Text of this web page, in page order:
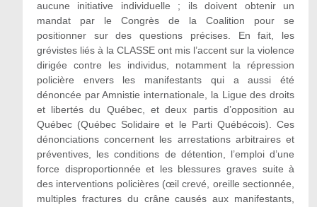
aucune initiative individuelle ; ils doivent obtenir un
mandat par le Congrès de la Coalition pour se
positionner sur des questions précises. En fait, les
grévistes liés à la CLASSE ont mis l’accent sur la violence
dirigée contre les individus, notamment la répression
policière envers les manifestants qui a aussi été
dénoncée par Amnistie internationale, la Ligue des droits
et libertés du Québec, et deux partis d’opposition au
Québec (Québec Solidaire et le Parti Québécois). Ces
dénonciations concernent les arrestations arbitraires et
préventives, les conditions de détention, l’emploi d’une
force disproportionnée et les blessures graves suite à
des interventions policières (œil crevé, oreille sectionnée,
multiples fractures du crâne causés aux manifestants,